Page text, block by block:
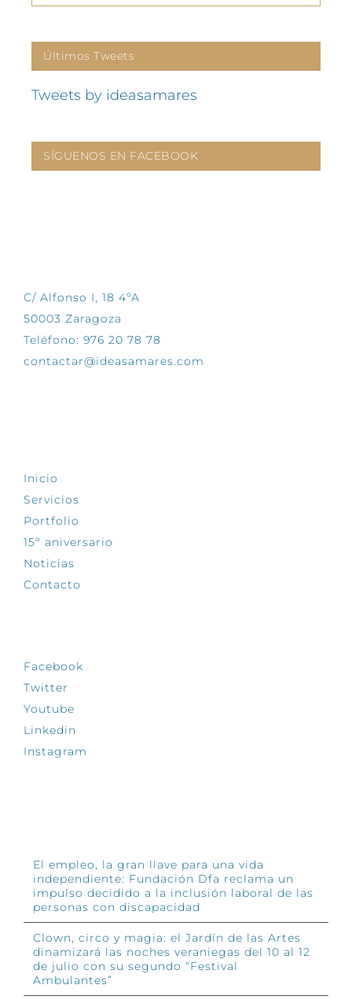
Últimos Tweets
Tweets by ideasamares
SÍGUENOS EN FACEBOOK
C/ Alfonso I, 18 4ºA
50003 Zaragoza
Teléfono: 976 20 78 78
contactar@ideasamares.com
Inicio
Servicios
Portfolio
15º aniversario
Noticias
Contacto
Facebook
Twitter
Youtube
Linkedin
Instagram
El empleo, la gran llave para una vida
independiente: Fundación Dfa reclama un
impulso decidido a la inclusión laboral de las
personas con discapacidad
Clown, circo y magia: el Jardín de las Artes
dinamizará las noches veraniegas del 10 al 12
de julio con su segundo “Festival
Ambulantes”